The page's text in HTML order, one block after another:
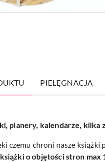
PIELĘGNACJA
planery, kalendarze,
czemu chroni nasze książki
o objętości stron max